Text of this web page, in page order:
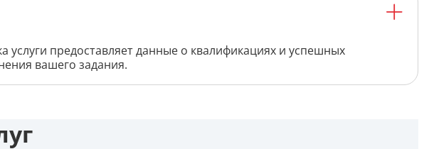
Генерация контента с помощью
предоставляет данные о квалификациях и успешных
вашего задания.